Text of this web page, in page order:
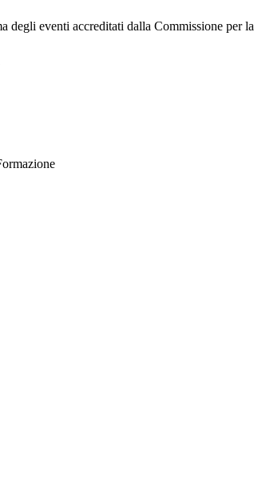
degli eventi accreditati dalla Commissione per la